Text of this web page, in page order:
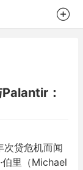
Palantir：
次贷危机而闻
伯里（Michael